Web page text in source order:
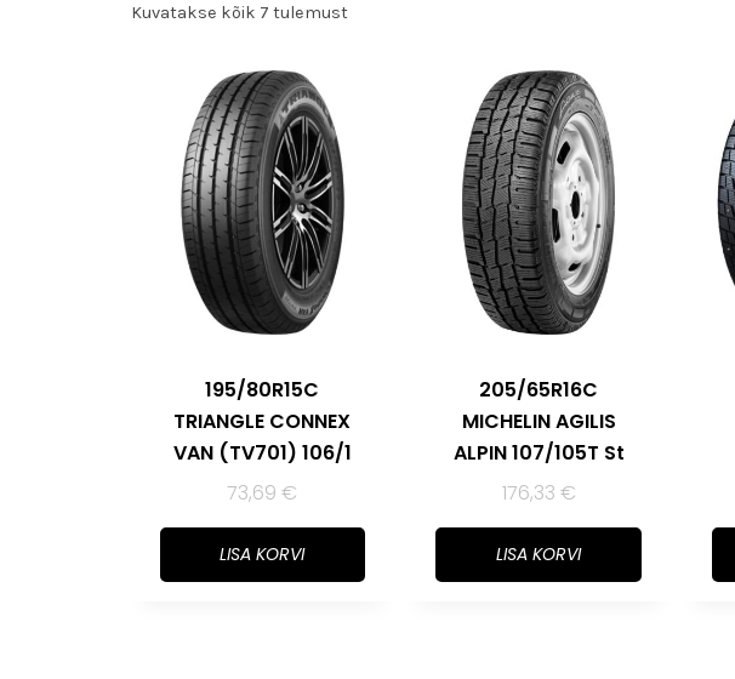
Kuvatakse kõik 7 tulemust
195/80R15C
TRIANGLE CONNEX
VAN (TV701) 106/1
73,69€
LISA KORVI
205/65R16C
MICHELIN AGILIS
ALPIN 107/105T St
176,33 €
LISA KORVI